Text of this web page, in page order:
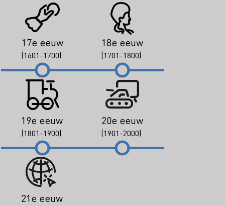
17e eeuw
(1601-1700)
18e eeuw
(1701-1800)
19e eeuw
(1801-1900)
20e eeuw
(1901-2000)
21e eeuw